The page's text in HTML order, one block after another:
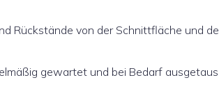
Rückstände von der Schnittfläche und
gewartet und bei Bedarf